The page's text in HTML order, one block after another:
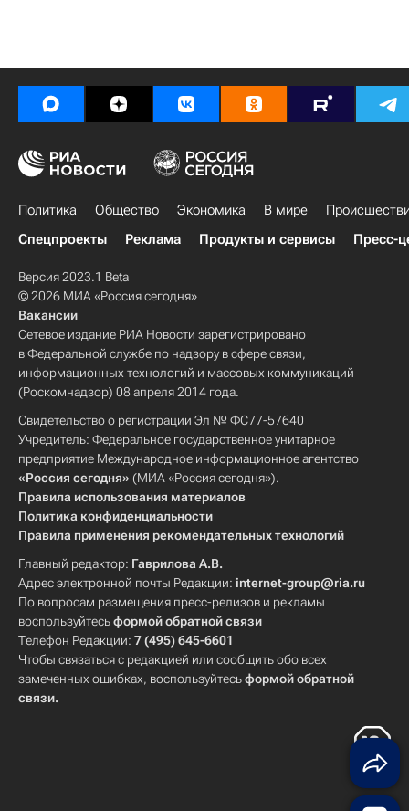
Политика Общество Экономика В мире
Спецпроекты
Реклама Продукты и сервисы Пресс-
Версия 2023.1 Beta
© 2026 МИА «Россия сегодня»
Вакансии
Сетевое издание РИА Новости зарегистрировано
в Федеральной службе по надзору в сфере связи,
информационных технологий и массовых коммуникаций
(Роскомнадзор) 08 апреля 2014 года.
Свидетельство о регистрации Эл № ФС77-57640
Учредитель: Федеральное государственное унитарное
предприятие Международное информационное агентство
«Россия сегодня» (МИА «Россия сегодня»).
Правила использования материалов
Политика конфиденциальности
Правила применения рекомендательных технологий
Главный редактор: Гаврилова А.В.
Адрес электронной почты Редакции: internet-group@ria.ru
По вопросам размещения пресс-релизов и рекламы
воспользуйтесьформой обратной связи
Телефон Редакции: 7 (495) 645-6601
Чтобы связаться с редакцией или сообщить обо всех
замеченных ошибках, воспользуйтесьформой обратной
связи.